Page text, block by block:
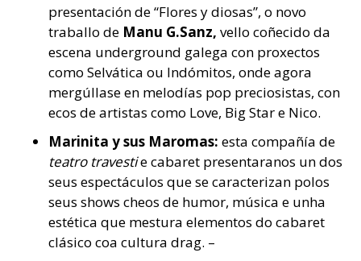
presentación de “Flores y diosas”, o novo
traballo de Manu G.Sanz, vello coñecido da
escena underground galega con proxectos
como Selvática ou Indómitos, onde agora
mergúllase en melodías pop preciosistas, con
ecos de artistas como Love, Big Star e Nico.
Marinita y sus Maromas: esta compañía de
teatro travestie cabaret presentaranos un dos
seus espectáculos que se caracterizan polos
seus shows cheos de humor, música e unha
estética que mestura elementos do cabaret
clásico coa cultura drag. –